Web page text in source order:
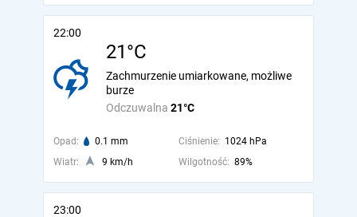
22:00
21°C
Odczuwalna 21°C
Zachmurzenie umiarkowane, możliwe
burze
Opad: 0.1 mm Ciśnienie: 1024 hPa
Wiatr:
9 km/h Wilgotność: 89%
23:00